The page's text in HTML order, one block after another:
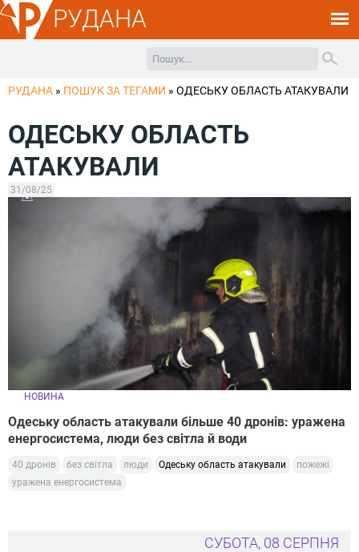
РУДАНА
РУДАНА » ПОШУК ЗА ТЕГАМИ » ОДЕСЬКУ ОБЛАСТЬ АТАКУВАЛИ
ОДЕСЬКУ ОБЛАСТЬ
АТАКУВАЛИ
31/08/25
НОВИНА
Одеську область атакували більше 40 дронів: уражена
енергосистема, люди без світла й води
40 дронів без світла люди Одеську область атакували
пожежі
уражена енергосистема
СУБОТА, 08 СЕРПНЯ